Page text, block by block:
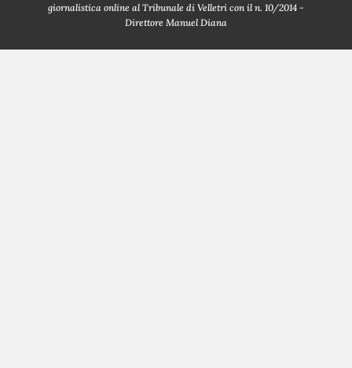
giornalistica online al Tribunale di Velletri con il n. 10/2014 -
Direttore Manuel Diana